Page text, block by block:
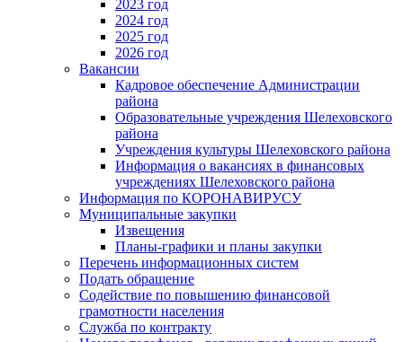
2023 год
2024 год
2025 год
2026 год
Вакансии
Кадровое обеспечение Администрации
района
Образовательные учреждения Шелеховского
района
Учреждения культуры Шелеховского района
Информация о вакансиях в финансовых
учреждениях Шелеховского района
Информация по КОРОНАВИРУСУ
Муниципальные закупки
Извещения
Планы-графики и планы закупки
Перечень информационных систем
Подать обращение
Содействие по повышению финансовой
грамотности населения
Служба по контракту